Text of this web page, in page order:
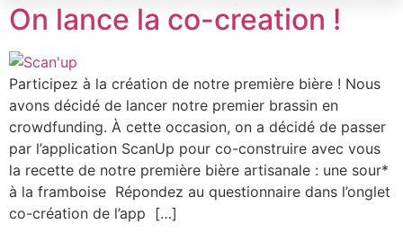
On lance la co-creation !
Participez à la création de notre première bière ! Nous
avons décidé de lancer notre premier brassin en
crowdfunding. À cette occasion, on a décidé de passer
par l’application ScanUp pour co-construire avec vous
la recette de notre première bière artisanale : une sour*
à la framboise Répondez au questionnaire dans l’onglet
co-création de l’app […]